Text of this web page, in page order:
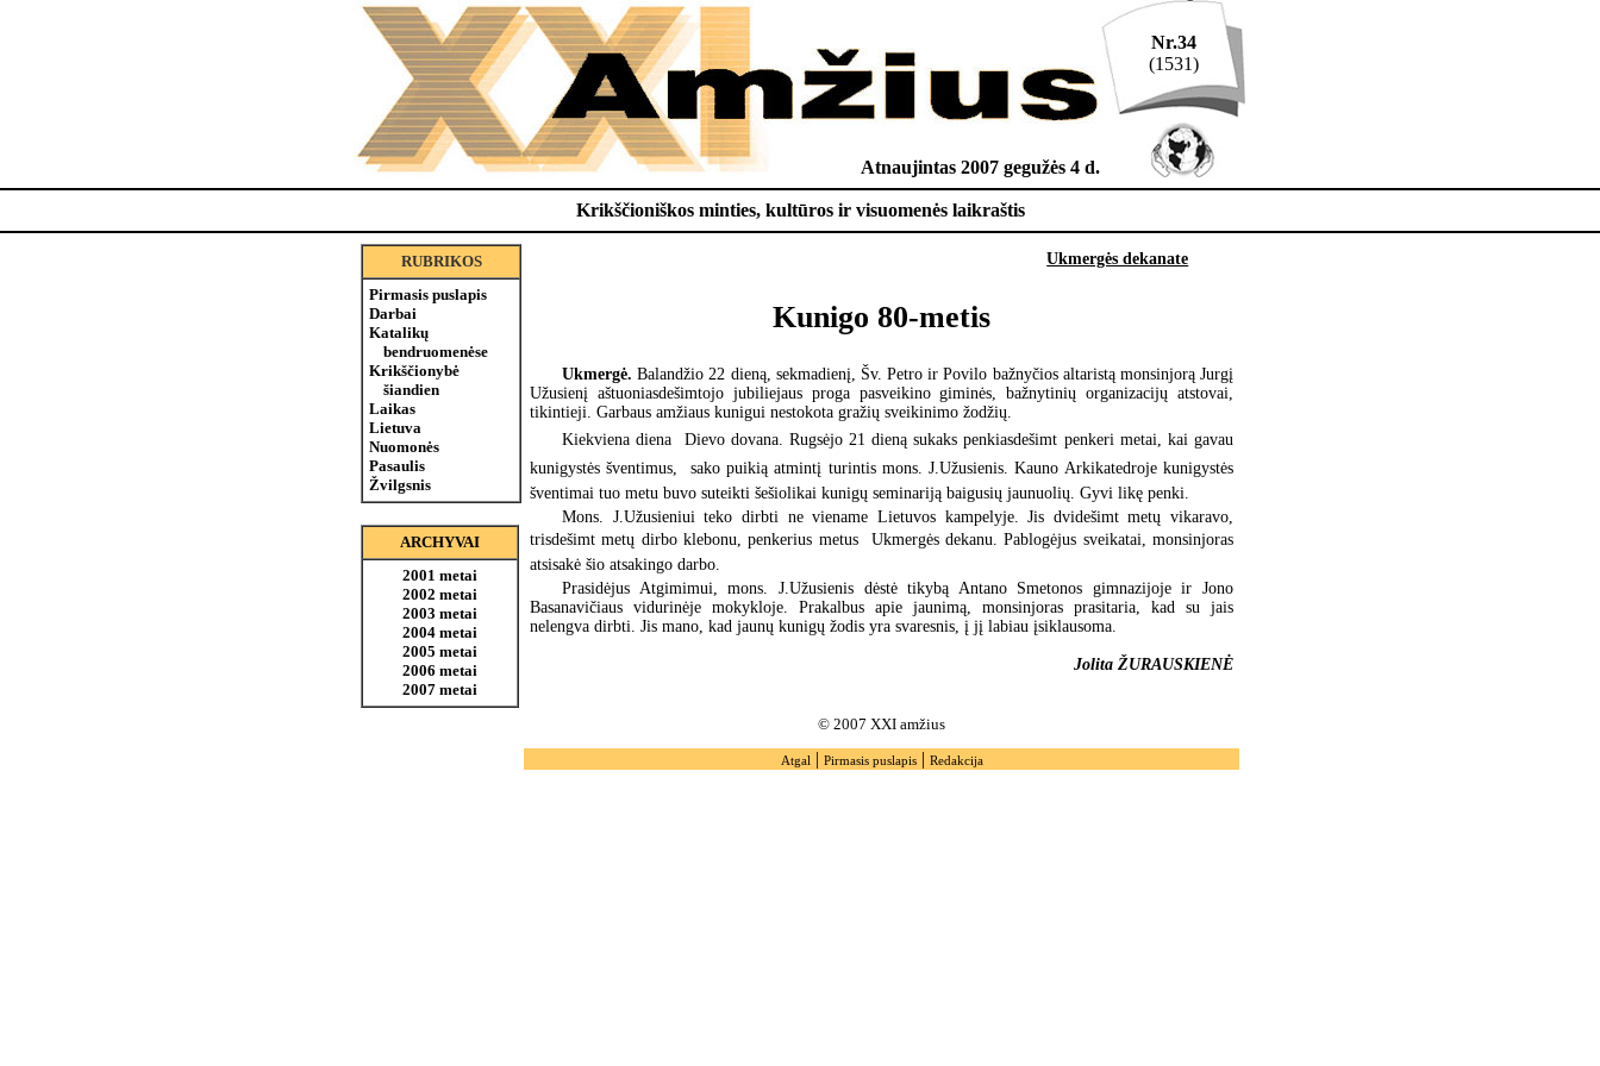
Atnaujintas 2007 gegužės 4 d.
Nr.34
(1531)
Krikščioniškos minties, kultūros ir visuomenės laikraštis
RUBRIKOS
Pirmasis puslapis
Darbai
Katalikų
bendruomenėse
Krikščionybė
šiandien
Laikas
Lietuva
Nuomonės
Pasaulis
Žvilgsnis
ARCHYVAI
2001 metai
2002 metai
2003 metai
2004 metai
2005 metai
2006 metai
2007 metai
Ukmergės dekanate
Kunigo 80-metis
Ukmergė. Balandžio 22 dieną, sekmadienį, Šv. Petro ir Povilo bažnyčios altaristą monsinjorą Jurgį
Užusienį aštuoniasdešimtojo jubiliejaus proga pasveikino giminės, bažnytinių organizacijų atstovai,
tikintieji. Garbaus amžiaus kunigui nestokota gražių sveikinimo žodžių.
Kiekviena diena  Dievo dovana. Rugsėjo 21 dieną sukaks penkiasdešimt penkeri metai, kai gavau
kunigystės šventimus,  sako puikią atmintį turintis mons. J.Užusienis. Kauno Arkikatedroje kunigystės
šventimai tuo metu buvo suteikti šešiolikai kunigų seminariją baigusių jaunuolių. Gyvi likę penki.
Mons. J.Užusieniui teko dirbti ne viename Lietuvos kampelyje. Jis dvidešimt metų vikaravo,
trisdešimt metų dirbo klebonu, penkerius metus  Ukmergės dekanu. Pablogėjus sveikatai, monsinjoras
atsisakė šio atsakingo darbo.
Prasidėjus Atgimimui, mons. J.Užusienis dėstė tikybą Antano Smetonos gimnazijoje ir Jono
Basanavičiaus vidurinėje mokykloje. Prakalbus apie jaunimą, monsinjoras prasitaria, kad su jais
nelengva dirbti. Jis mano, kad jaunų kunigų žodis yra svaresnis, į jį labiau įsiklausoma.
Jolita ŽURAUSKIENĖ
© 2007 XXI amžius
Atgal | Pirmasis puslapis| Redakcija